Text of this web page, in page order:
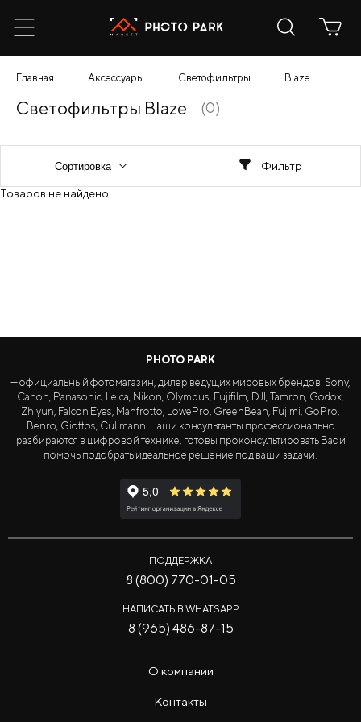
Главная Аксессуары Светофильтры Blaze
Светофильтры Blaze (0)
Фильтр
Товаров не найдено
PHOTO PARK
— официальный фотомагазин, дилер ведущих мировых брендов: Sony,
Canon, Panasonic, Leica, Nikon, Olympus, Fujifilm, DJI, Tamron, Godox,
Zhiyun, Falcon Eyes, Manfrotto, LowePro, GreenBean, Fujimi, GoPro,
Benro, Giottos, Cullmann. Наши консультанты профессионально
разбираются в цифровой технике, готовы проконсультировать Вас и
помочь подобрать идеальное решение под ваши задачи.
ПОДДЕРЖКА
8 (800) 770-01-05
НАПИСАТЬ В WHATSAPP
8 (965) 486-87-15
О компании
Контакты